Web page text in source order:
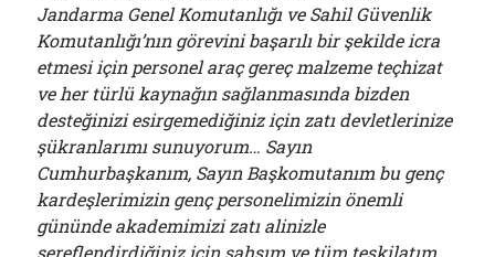
Jandarma Genel Komutanlığı ve Sahil Güvenlik
Komutanlığı’nın görevini başarılı bir şekilde icra
etmesi için personel araç gereç malzeme teçhizat
ve her türlü kaynağın sağlanmasında bizden
desteğinizi esirgemediğiniz için zatı devletlerinize
şükranlarımı sunuyorum… Sayın
Cumhurbaşkanım, Sayın Başkomutanım bu genç
kardeşlerimizin genç personelimizin önemli
gününde akademimizi zatı alinizle
şereflendirdiğiniz için şahsım ve tüm teşkilatım